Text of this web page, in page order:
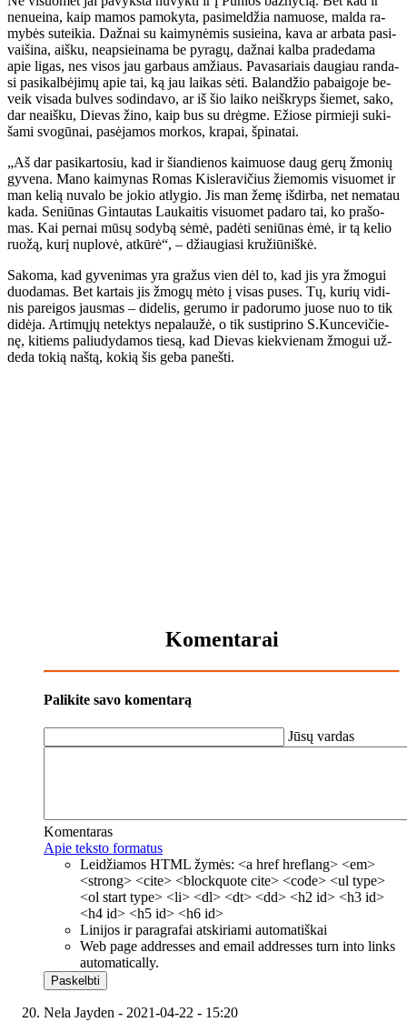
ne­nu­ei­na, kaip ma­mos pa­mo­ky­ta, pa­si­mel­džia na­muo­se, mal­da ra­
my­bės su­tei­kia. Daž­nai su kai­my­nė­mis su­si­ei­na, ka­va ar ar­ba­ta pa­si­
vai­ši­na, aiš­ku, neap­si­ei­na­ma be py­ra­gų, daž­nai kal­ba pra­de­da­ma
apie li­gas, nes vi­sos jau gar­baus am­žiaus. Pa­va­sa­riais dau­giau ran­da­
si pa­si­kal­bė­ji­mų apie tai, ką jau lai­kas sė­ti. Ba­lan­džio pa­bai­go­je be­
veik vi­sa­da bul­ves so­din­da­vo, ar iš šio lai­ko ne­iš­kryps šie­met, sa­ko,
dar ne­aiš­ku, Die­vas ži­no, kaip bus su drėg­me. Ežio­se pir­mie­ji su­ki­
ša­mi svo­gū­nai, pa­sė­ja­mos mor­kos, kra­pai, špi­na­tai.
„Aš dar pa­si­kar­to­siu, kad ir šian­die­nos kai­muo­se daug ge­rų žmo­nių
gy­ve­na. Ma­no kai­my­nas Ro­mas Kis­le­ra­vi­čius žie­mo­mis vi­suo­met ir
man ke­lią nu­va­lo be jo­kio at­ly­gio. Jis man že­mę iš­dir­ba, net ne­ma­tau
ka­da. Se­niū­nas Gin­tau­tas Lau­kai­tis vi­suo­met pa­da­ro tai, ko pra­šo­
mas. Kai per­nai mū­sų so­dy­bą sė­mė, pa­dė­ti se­niū­nas ėmė, ir tą ke­lio
ruo­žą, ku­rį nu­plo­vė, at­kū­rė“, – džiau­gia­si kru­žiū­niš­kė.
Sa­ko­ma, kad gy­ve­ni­mas yra gra­žus vien dėl to, kad jis yra žmo­gui
duo­da­mas. Bet kar­tais jis žmo­gų mė­to į vi­sas pu­ses. Tų, ku­rių vi­di­
nis pa­rei­gos jaus­mas – di­de­lis, ge­ru­mo ir pa­do­ru­mo juo­se nuo to tik
di­dė­ja. Ar­ti­mų­jų ne­tek­tys ne­pa­lau­žė, o tik su­stip­ri­no S.Kun­ce­vi­čie­
nę, ki­tiems pa­liu­dy­da­mos tie­są, kad Die­vas kiek­vie­nam žmo­gui už­
de­da to­kią naš­tą, ko­kią šis ge­ba pa­neš­ti.
Komentarai
Palikite savo komentarą
Jūsų vardas
Komentaras
Apie teksto formatus
Leidžiamos HTML žymės: <a href hreflang> <em>
<strong> <cite> <blockquote cite> <code> <ul type>
<ol start type> <li> <dl> <dt> <dd> <h2 id> <h3 id>
<h4 id> <h5 id> <h6 id>
Linijos ir paragrafai atskiriami automatiškai
Web page addresses and email addresses turn into links
automatically.
Nela Jayden - 2021-04-22 - 15:20